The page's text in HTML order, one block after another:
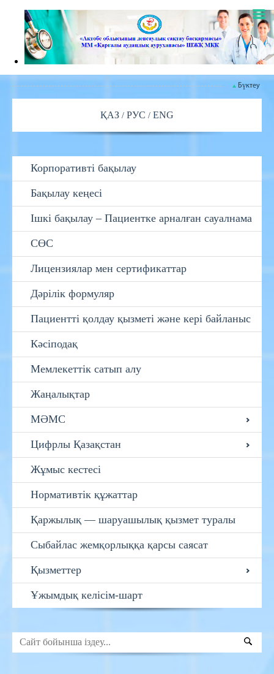
Бүктеу
ҚАЗ РУС ENG
Корпоративті бақылау
Бақылау кеңесі
Ішкі бақылау – Пациентке арналған сауалнама
СӨС
Лицензиялар мен сертификаттар
Дәрілік формуляр
Пациентті қолдау қызметі және кері байланыс
Кәсіподақ
Мемлекеттік сатып алу
Жаңалықтар
МӘМС
Цифрлы Қазақстан
Жұмыс кестесі
Нормативтік құжаттар
Қаржылық — шаруашылық қызмет туралы
Сыбайлас жемқорлыққа қарсы саясат
Қызметтер
Ұжымдық келісім-шарт